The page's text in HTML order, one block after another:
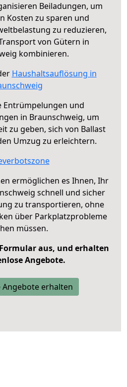
Beiladungen, um
Kosten zu sparen und
zu reduzieren,
von Gütern in
kombinieren.
Haushaltsauflösung in
Entrümpelungen und
in Braunschweig, um
zu geben, sich von Ballast
Umzug zu erleichtern.
ermöglichen es Ihnen, Ihr
schnell und sicher
zu transportieren, ohne
über Parkplatzprobleme
müssen.
aus, und erhalten
Angebote.
Angebote erhalten